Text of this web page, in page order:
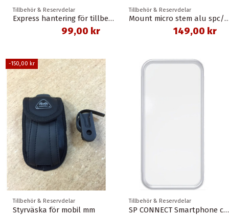
Tillbehör & Reservdelar
Express hantering för tillbehör
99,00 kr
Tillbehör & Reservdelar
Mount micro stem alu
149,00 kr
-150,00 kr
Tillbehör & Reservdelar
Styrväska för mobil mm
Tillbehör & Reservdelar
SP CONNECT Smartphone cover SP Weather Cover iPhone 16 Pro